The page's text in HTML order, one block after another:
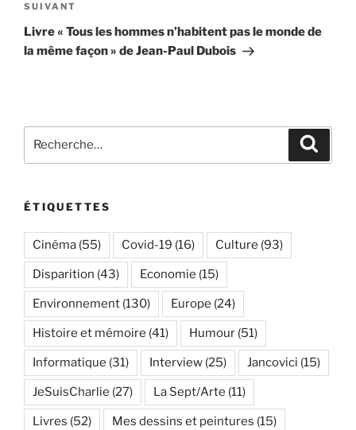
Article
suivant
SUIVANT
Livre « Tous les hommes n’habitent pas le monde de
la même façon » de Jean-Paul Dubois
pour
ÉTIQUETTES
Cinéma (55) Covid-19 (16) Culture (93)
Disparition (43) Economie (15)
Environnement (130) Europe (24)
Histoire et mémoire (41) Humour (51)
Informatique (31) Interview (25) Jancovici (15)
JeSuisCharlie (27) La Sept/Arte (11)
Livres (52) Mes dessins et peintures (15)